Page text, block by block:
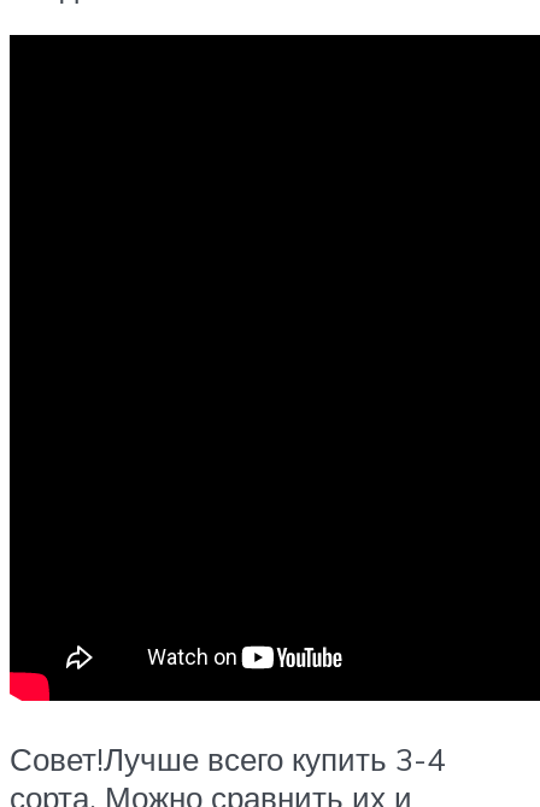
Совет!Лучше всего купить 3-4
сорта. Можно сравнить их и